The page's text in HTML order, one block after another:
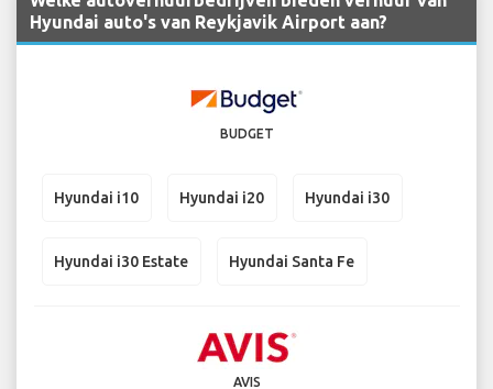
Hyundai auto's van Reykjavik Airport aan?
BUDGET
Hyundai i10 Hyundai i20 Hyundai i30
Hyundai i30 Estate Hyundai Santa Fe
AVIS